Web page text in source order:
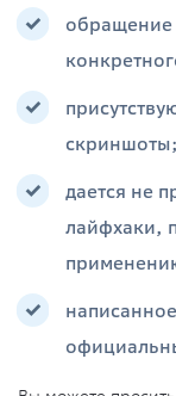
обращение
скриншоты;
дается не
лайфхаки,